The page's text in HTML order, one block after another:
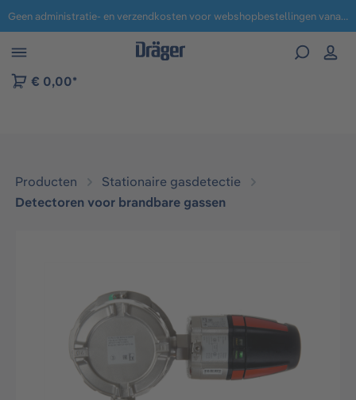
naar navigatie B2B-platform Geen administratie- en verzendkosten voor webshopbestellingen vanaf € 100,-.
€ 0,00*
Producten
Stationaire gasdetectie
Detectoren voor brandbare gassen